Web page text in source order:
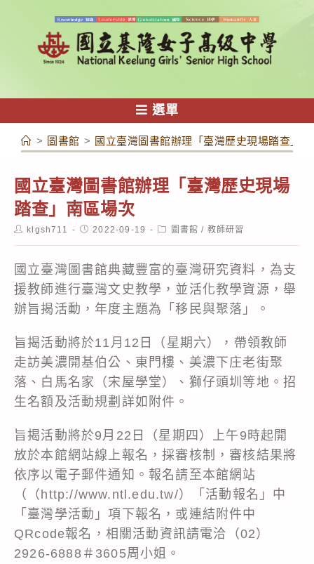
容
選單
> 圖書館 > 國立臺灣圖書館辦理「臺灣歷史現場踏查」
國立臺灣圖書館辦理「臺灣歷史現場
踏查」南區場次
Postklgsh711
Post2022-09-19
Post圖書館 / 教師研習
國立臺灣圖書館典藏豐富的臺灣研究資料，為支
援教師進行臺灣文史教學，並活化教學資源，舉
辦旨揭活動，年度主題為「移民與聚落」。
旨揭活動將於11月12日（星期六），帶領教師
走訪美濃開基伯公、東門樓、美濃下庄老街聚
落、白馬名家（宋屋學堂）、獅仔頭圳等地。招
生名額及活動規劃詳如附件。
旨揭活動將於9月22日（星期四）上午9時起開
放於本館網站線上報名，採審核制，審核結果將
依序以電子郵件通知。報名請至本館網站
（（http://www.ntl.edu.tw/）「活動報名」中
「臺灣學活動」項下報名，或連結附件中
QRcode報名，相關活動資訊請電洽（02）
2926-6888＃3605周小姐。